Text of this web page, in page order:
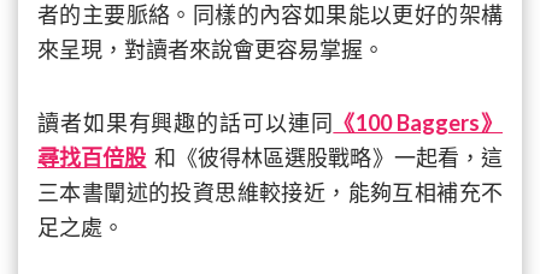
者的主要脈絡。同樣的內容如果能以更好的架構
來呈現，對讀者來說會更容易掌握。
讀者如果有興趣的話可以連同 《100 Baggers》
尋找百倍股 和《彼得林區選股戰略》一起看，這
三本書闡述的投資思維較接近，能夠互相補充不
足之處。